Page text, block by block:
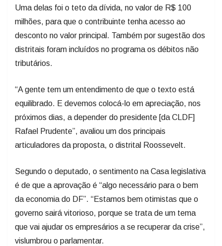
Uma delas foi o teto da dívida, no valor de R$ 100
milhões, para que o contribuinte tenha acesso ao
desconto no valor principal. Também por sugestão dos
distritais foram incluídos no programa os débitos não
tributários.
“A gente tem um entendimento de que o texto está
equilibrado. E devemos colocá-lo em apreciação, nos
próximos dias, a depender do presidente [da CLDF]
Rafael Prudente”, avaliou um dos principais
articuladores da proposta, o distrital Roossevelt.
Segundo o deputado, o sentimento na Casa legislativa
é de que a aprovação é “algo necessário para o bem
da economia do DF”. “Estamos bem otimistas que o
governo sairá vitorioso, porque se trata de um tema
que vai ajudar os empresários a se recuperar da crise”,
vislumbrou o parlamentar.